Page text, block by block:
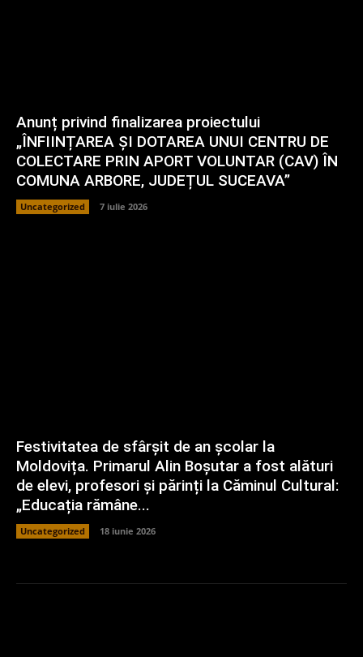
Anunț privind finalizarea proiectului
„ÎNFIINȚAREA ȘI DOTAREA UNUI CENTRU DE
COLECTARE PRIN APORT VOLUNTAR (CAV) ÎN
COMUNA ARBORE, JUDEȚUL SUCEAVA”
Uncategorized 7 iulie 2026
Festivitatea de sfârșit de an școlar la
Moldovița. Primarul Alin Boșutar a fost alături
de elevi, profesori și părinți la Căminul Cultural:
„Educația rămâne...
Uncategorized 18 iunie 2026